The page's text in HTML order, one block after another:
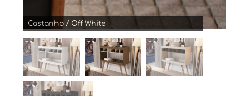
Castanho / Off White